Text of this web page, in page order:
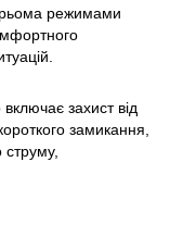
режимами
захист від
замикання,